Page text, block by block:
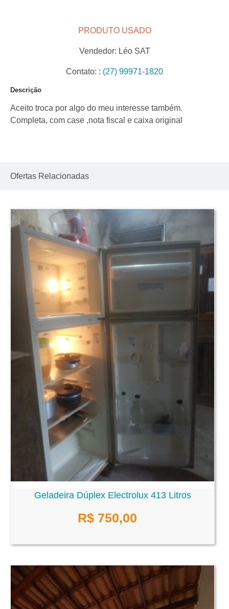
PRODUTO USADO
Vendedor: Léo SAT
Contato: : (27) 99971-1820
Descrição
Aceito troca por algo do meu interesse também.
Completa, com case ,nota fiscal e caixa original
Ofertas Relacionadas
Geladeira Dúplex Electrolux 413 Litros
R$ 750,00